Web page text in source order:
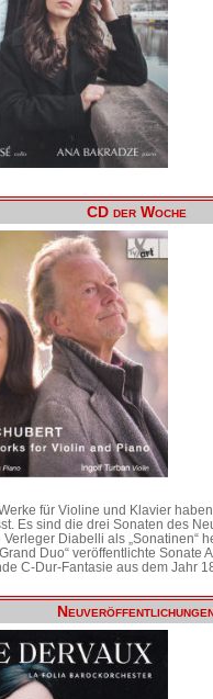
CD der Woche
für Violine und Klavier
Es sind die drei Sonaten des
Diabelli als „Sonatinen“
Duo“ veröffentlichte Sonate
C-Dur-Fantasie aus dem Jahr